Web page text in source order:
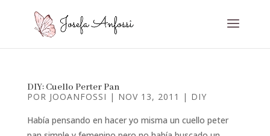
DIY: Cuello Perter Pan
POR JOOANFOSSI | NOV 13, 2011 | DIY
Había pensando en hacer yo misma un cuello peter